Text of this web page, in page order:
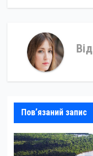
Від
Пов’язаний запис